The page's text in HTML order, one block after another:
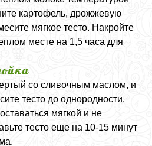
картофель, дрожжевую
мягкое тесто. Накройте
месте на 1,5 часа для
со сливочным маслом, и
тесто до однородности.
мягкой и не
тесто еще на 10-15 минут